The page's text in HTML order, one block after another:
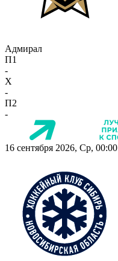
Адмирал
П1
-
X
-
П2
-
16 сентября 2026, Ср, 00:00